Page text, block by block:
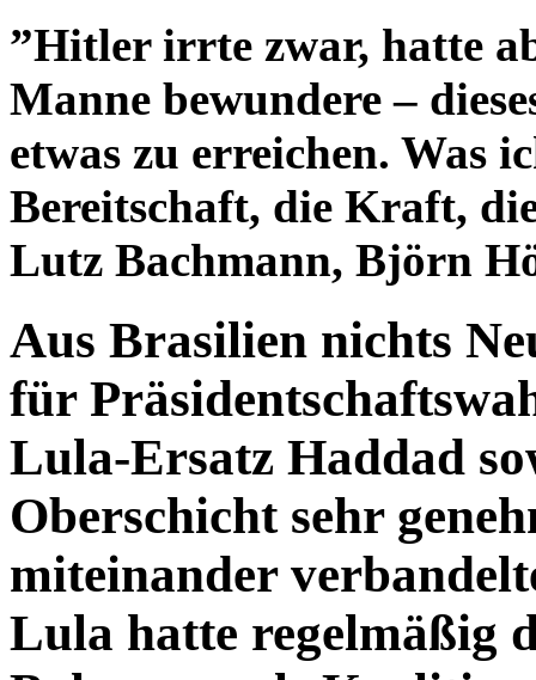
”Hitler irrte zwar, hatte
Manne bewundere –
etwas zu erreichen. Was
Bereitschaft, die Kraft,
Lutz Bachmann, Björn
Aus Brasilien nichts
für
Lula-Ersatz Haddad
Oberschicht sehr
miteinander
Lula hatte regelmäßig